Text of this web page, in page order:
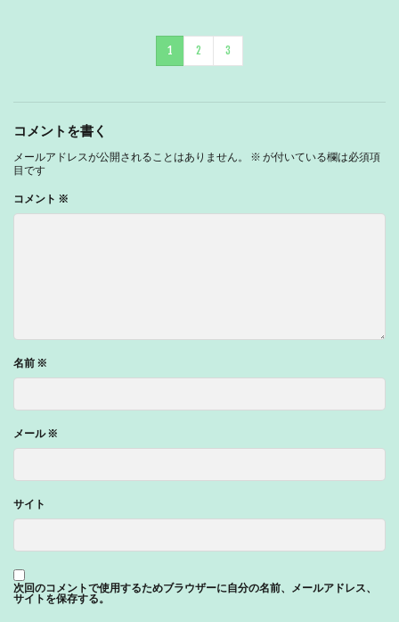
1 2 3
コメントを書く
メールアドレスが公開されることはありません。 ※ が付いている欄は必須項
目です
コメント ※
名前 ※
メール※
サイト
次回のコメントで使用するためブラウザーに自分の名前、メールアドレス、
サイトを保存する。